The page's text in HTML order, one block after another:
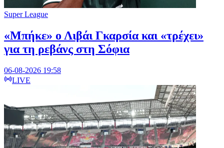
Super League
«Μπήκε» ο Λιβάι Γκαρσία και «τρέχει»
για τη ρεβάνς στη Σόφια
06-08-2026 19:58
LIVE